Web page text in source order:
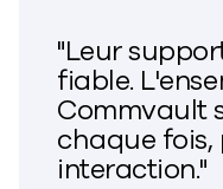
"Leur
fiable.
Commvault
chaque
interaction."